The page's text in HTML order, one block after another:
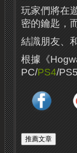
玩家們將在
密的鑰匙，
結識朋友、
根據《
PC/PS4/